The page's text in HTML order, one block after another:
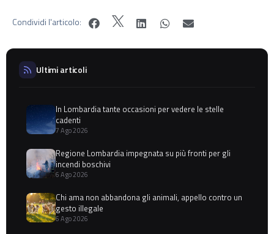
Condividi l'articolo:
Ultimi articoli
In Lombardia tante occasioni per vedere le stelle
cadenti
7 Ago 2026
Regione Lombardia impegnata su più fronti per gli
incendi boschivi
6 Ago 2026
Chi ama non abbandona gli animali, appello contro un
gesto illegale
6 Ago 2026